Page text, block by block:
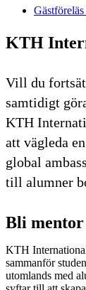
KTH
Vill du
samtidigt
KTH
att vägleda
global
till alumner
Bli
KTH
sammanför
utomlands med